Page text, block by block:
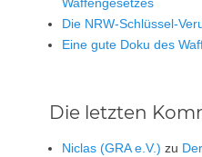
Die NRW-Schlüssel-
Eine gute Doku des
Die letzten
Niclas (GRA e.V.) zu